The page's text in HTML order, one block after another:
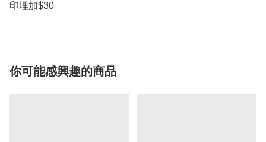
印埋加$30
你可能感興趣的商品